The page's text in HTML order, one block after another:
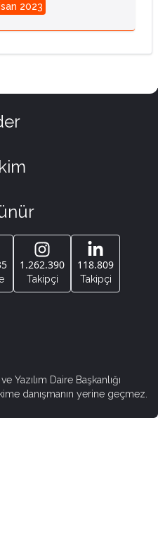
2023
1.262.390
Takipçi
118.809
Takipçi
Yazılım Daire Başkanlığı
danışmanın yerine geçmez.